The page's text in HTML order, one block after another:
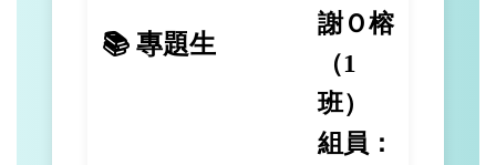
📚 專題生
謝Ｏ榕
（1
班）
組員：